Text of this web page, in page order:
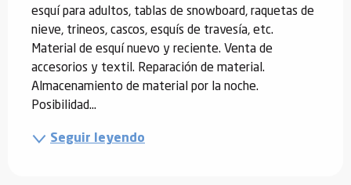
esquí para adultos, tablas de snowboard, raquetas de
nieve, trineos, cascos, esquís de travesía, etc.
Material de esquí nuevo y reciente. Venta de
accesorios y textil. Reparación de material.
Almacenamiento de material por la noche.
Posibilidad...
Seguir leyendo